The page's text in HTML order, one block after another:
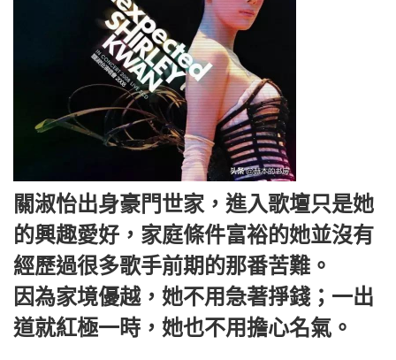
關淑怡出身豪門世家，進入歌壇只是她
的興趣愛好，家庭條件富裕的她並沒有
經歷過很多歌手前期的那番苦難。
因為家境優越，她不用急著掙錢；一出
道就紅極一時，她也不用擔心名氣。